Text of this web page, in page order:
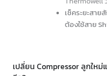
เช็คระยะสา
ต้องใช้สาย
เปลี่ยน Compressor ลูกใหม่